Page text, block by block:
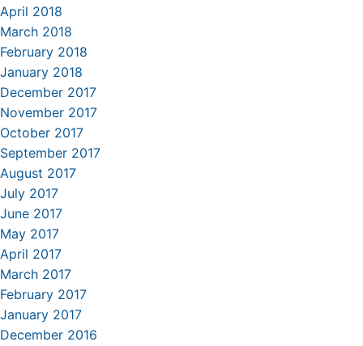
April 2018
March 2018
February 2018
January 2018
December 2017
November 2017
October 2017
September 2017
August 2017
July 2017
June 2017
May 2017
April 2017
March 2017
February 2017
January 2017
December 2016